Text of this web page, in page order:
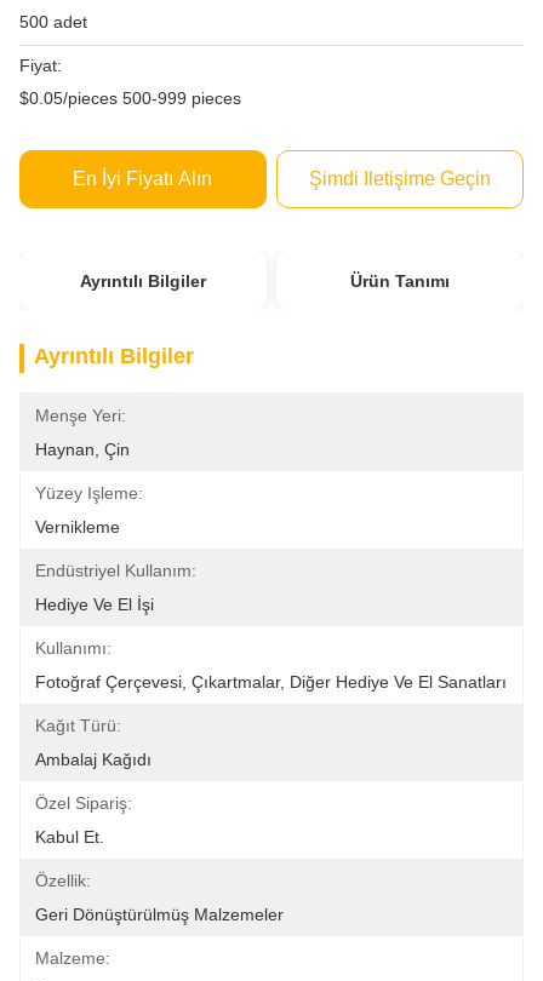
500 adet
Fiyat:
$0.05/pieces 500-999 pieces
En İyi Fiyatı Alın Şimdi Iletişime Geçin
Ayrıntılı Bilgiler Ürün Tanımı
Ayrıntılı Bilgiler
Menşe Yeri:
Haynan, Çin
Yüzey Işleme:
Vernikleme
Endüstriyel Kullanım:
Hediye Ve El İşi
Kullanımı:
Fotoğraf Çerçevesi, Çıkartmalar, Diğer Hediye Ve El Sanatları
Kağıt Türü:
Ambalaj Kağıdı
Özel Sipariş:
Kabul Et.
Özellik:
Geri Dönüştürülmüş Malzemeler
Malzeme: